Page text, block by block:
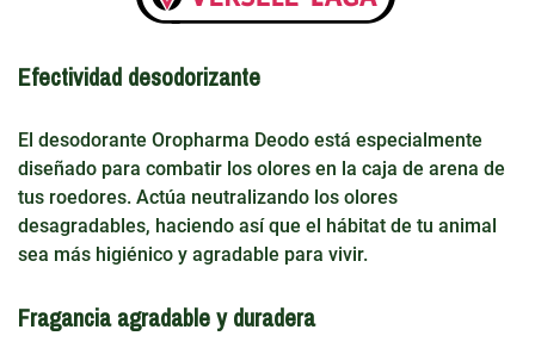
Efectividad desodorizante
El desodorante Oropharma Deodo está especialmente
diseñado para combatir los olores en la caja de arena de
tus roedores. Actúa neutralizando los olores
desagradables, haciendo así que el hábitat de tu animal
sea más higiénico y agradable para vivir.
Fragancia agradable y duradera